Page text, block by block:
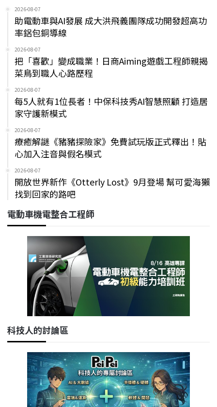
2026-08-07
助電動車與AI發展 成大洪飛義團隊成功開發超高功
率鋁包銅導線
2026-08-07
把「喜歡」變成職業！日商Aiming遊戲工程師親揭
菜鳥到職人心路歷程
2026-08-07
每5人就有1位長者！中保科技秀AI智慧照顧 打造居
家守護新模式
2026-08-07
療癒解謎《豬豬探險家》免費試玩版正式釋出！貼
心加入注音與假名模式
2026-08-07
開放世界新作《Otterly Lost》9月登場 幫可愛海獺
找到回家的路吧
電動車機電整合工程師
科技人的討論區